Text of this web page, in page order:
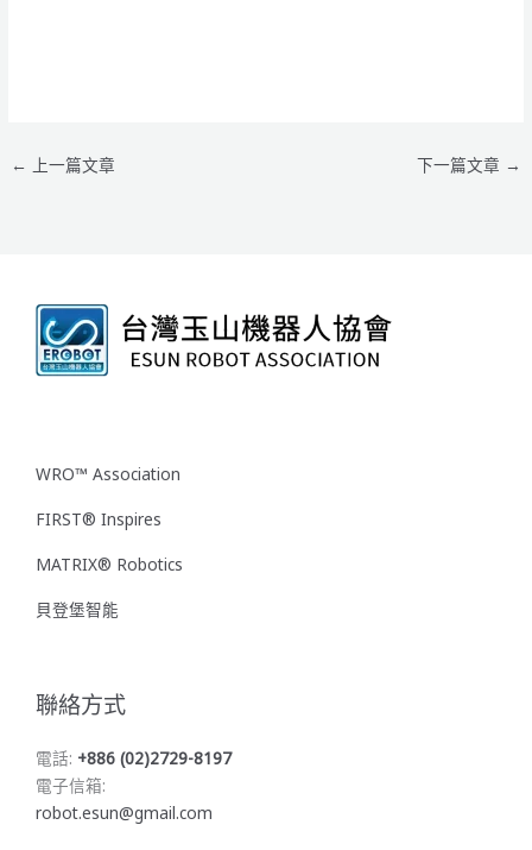
← 上一篇文章 下一篇文章 →
WRO™ Association
FIRST® Inspires
MATRIX® Robotics
貝登堡智能
聯絡方式
電話: +886 (02)2729-8197
電子信箱:
robot.esun@gmail.com